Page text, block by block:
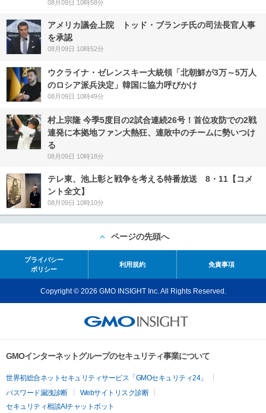
08月09日 10時58分
アメリカ議会上院 トッド・ブランチ氏の司法長官人事
を承認
08月09日 10時52分
ウクライナ・ゼレンスキー大統領「北朝鮮が3万～5万人
のロシア派兵決定」韓国に協力呼びかけ
08月09日 10時49分
村上宗隆 今季5度目の2試合連続26号！首位攻防での2戦
連発に本拠地ファン大熱狂、連敗中のチームに勢いつけ
る
08月09日 10時18分
テレ東、池上彰と戦争を考える特番放送 8・11【コメ
ント全文】
08月09日 10時10分
ページの先頭へ
プライバシー
ポリシー
利用規約 免責事項
Copyright © 2026 GMO INSIGHT Inc. All Rights Reserved.
GMOインターネットグループのセキュリティ事業について
世界初総合ネットセキュリティサービス「GMOセキュリティ24」
パスワード漏洩診断
Webサイトリスク診断
セキュリティ相談AIチャットボット